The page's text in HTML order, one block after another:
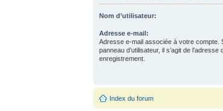
Nom d’utilisateur:
Adresse e-mail:
Adresse e-mail associée à votre compte.
panneau d’utilisateur, il s’agit de
enregistrement.
Index du forum